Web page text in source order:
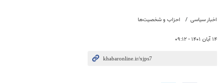
اخبار سیاسی احزاب و شخصیت‌ها
۱۴ آبان ۱۴۰۱ - ۰۹:۱۲